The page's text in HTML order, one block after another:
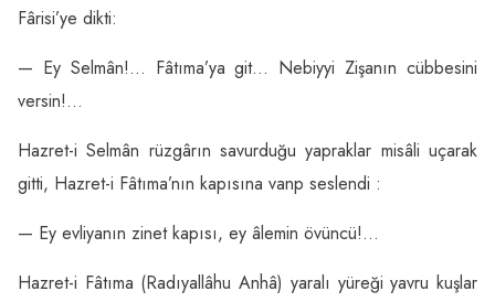
Fârisi’ye dikti:
— Ey Selmân!… Fâtıma’ya git… Nebiyyi Zişanın cübbesini
versin!…
Hazret-i Selmân rüzgârın savurduğu yapraklar misâli uçarak
gitti, Hazret-i Fâtıma’nın kapısına vanp seslendi :
— Ey evliyanın zinet kapısı, ey âlemin övüncü!…
Hazret-i Fâtıma (Radıyallâhu Anhâ) yaralı yüreği yavru kuşlar